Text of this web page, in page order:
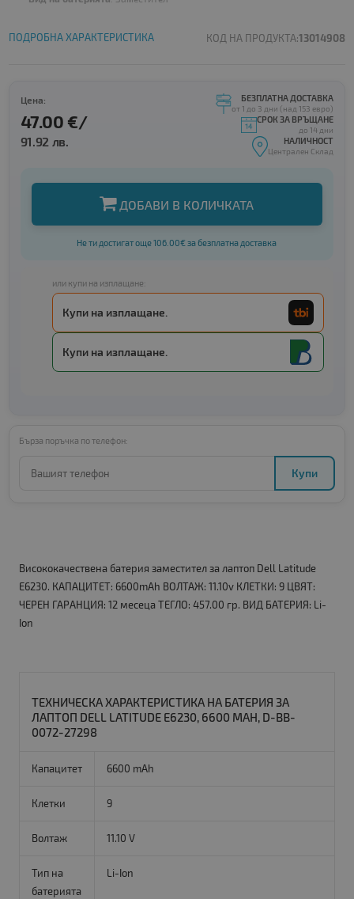
ПОДРОБНА ХАРАКТЕРИСТИКА КОД НА ПРОДУКТА:13014908
Цена:
47.00 €/
91.92 лв.
БЕЗПЛАТНА ДОСТАВКА
от 1 до 3 дни (над 153 евро)
СРОК ЗА ВРЪЩАНЕ
до 14 дни
НАЛИЧНОСТ
Централен Склад
ДОБАВИ В КОЛИЧКАТА
Не ти достигат още 106.00€ за безплатна доставка
или купи на изплащане:
Купи на изплащане.
Купи на изплащане.
Бърза поръчка по телефон:
Купи
Висококачествена батерия заместител за лаптоп Dell Latitude
E6230. КАПАЦИТЕТ: 6600mAh ВОЛТАЖ: 11.10v КЛЕТКИ: 9 ЦВЯТ:
ЧЕРЕН ГАРАНЦИЯ: 12 месеца ТЕГЛО: 457.00 гр. ВИД БАТЕРИЯ: Li-
Ion
ТЕХНИЧЕСКА ХАРАКТЕРИСТИКА НА БАТЕРИЯ ЗА
ЛАПТОП DELL LATITUDE E6230, 6600 MAH, D-BB-
0072-27298
Капацитет 6600 mAh
Клетки 9
Волтаж 11.10 V
Тип на
батерията
Li-Ion